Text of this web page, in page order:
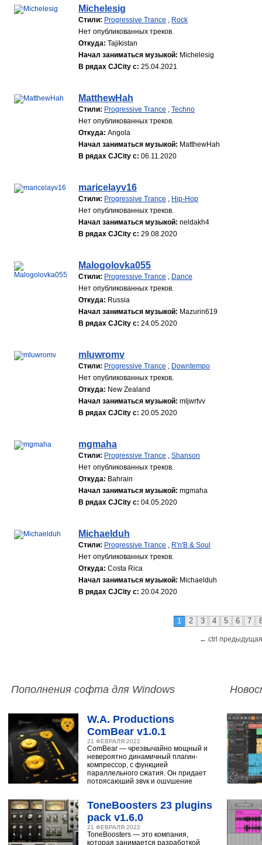
Michelesig
Стили: Progressive Trance , Rock
Нет опубликованных треков.
Откуда: Tajikistan
Начал заниматься музыкой: Michelesig
В рядах CJCity с: 25.04.2021
MatthewHah
Стили: Progressive Trance , Techno
Нет опубликованных треков.
Откуда: Angola
Начал заниматься музыкой: MatthewHah
В рядах CJCity с: 06.11.2020
maricelayv16
Стили: Progressive Trance , Hip-Hop
Нет опубликованных треков.
Начал заниматься музыкой: neldakh4
В рядах CJCity с: 29.08.2020
Malogolovka055
Стили: Progressive Trance , Dance
Нет опубликованных треков.
Откуда: Russia
Начал заниматься музыкой: Mazurin619
В рядах CJCity с: 24.05.2020
mluwromv
Стили: Progressive Trance , Downtempo
Нет опубликованных треков.
Откуда: New Zealand
Начал заниматься музыкой: mljwrtvv
В рядах CJCity с: 20.05.2020
mgmaha
Стили: Progressive Trance , Shanson
Нет опубликованных треков.
Откуда: Bahrain
Начал заниматься музыкой: mgmaha
В рядах CJCity с: 04.05.2020
Michaelduh
Стили: Progressive Trance , R'n'B & Soul
Нет опубликованных треков.
Откуда: Costa Rica
Начал заниматься музыкой: Michaelduh
В рядах CJCity с: 20.04.2020
1 2 3 4 5 6 7
← ctrl
Пополнения софта для Windows
W.A. Productions
ComBear v1.0.1
21 ФЕВРАЛЯ 2022
ComBear — чрезвычайно мощный и
невероятно динамичный плагин-
компрессор, с функцией
параллельного сжатия. Он придает
потрясающий звук и ощущение
ToneBoosters 23 plugins
pack v1.6.0
21 ФЕВРАЛЯ 2022
ToneBoosters — это компания,
которая занимается разработкой